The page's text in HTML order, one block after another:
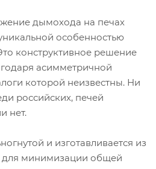
дымохода на печах
особенностью
конструктивное решение
асимметричной
которой неизвестны. Ни
российских, печей
нет.
и изготавливается из
для минимизации общей